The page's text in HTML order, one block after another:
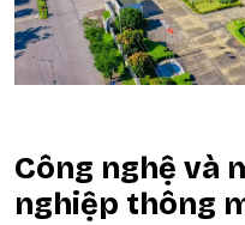
Công nghệ và
nghiệp thông